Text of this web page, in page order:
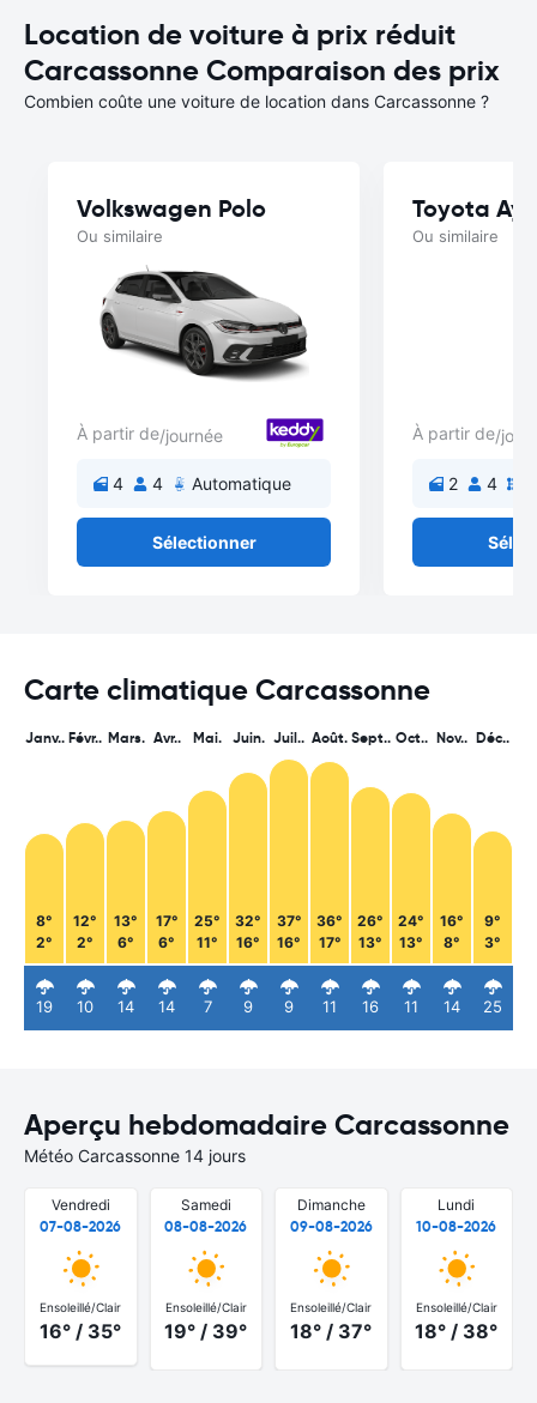
Location de voiture à prix réduit
Carcassonne Comparaison des prix
Combien coûte une voiture de location dans Carcassonne ?
Volkswagen Polo
Ou similaire
À partir de/journée
4 4 Automatique
Sélectionner
Toyota
Ou similaire
À partir de/
2 4
Carte climatique Carcassonne
Janv..
8°
2°
19
Févr..
12°
2°
10
Mars.
13°
6°
14
Avr..
17°
6°
14
Mai.
25°
11°
7
Juin.
32°
16°
9
Juil..
37°
16°
9
Août.
36°
17°
11
Sept..
26°
13°
16
Oct..
24°
13°
11
Nov..
16°
8°
14
Déc..
9°
3°
25
Aperçu hebdomadaire Carcassonne
Météo Carcassonne 14 jours
Vendredi
07-08-2026
Ensoleillé/Clair
16° / 35°
Samedi
08-08-2026
Ensoleillé/Clair
19° / 39°
Dimanche
09-08-2026
Ensoleillé/Clair
18° / 37°
Lundi
10-08-2026
Ensoleillé/Clair
18° / 38°